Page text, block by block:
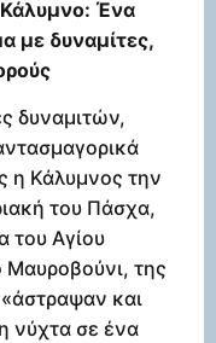
Ένα
με δυναμίτες,
δυναμιτών,
η Κάλυμνος την
του Πάσχα,
του Αγίου
Μαυροβούνι, της
και
νύχτα σε ένα